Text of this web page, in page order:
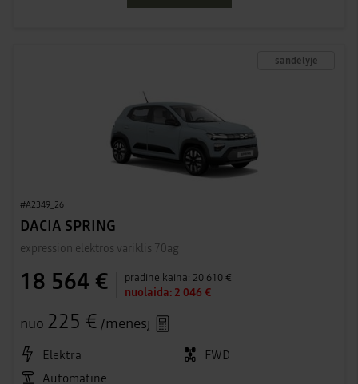
sandėlyje
#A2349_26
DACIA SPRING
expression elektros variklis 70ag
18 564 € pradinė kaina: 20 610 €
nuolaida: 2 046 €
nuo 225 € /mėnesį
Elektra
FWD
Automatinė